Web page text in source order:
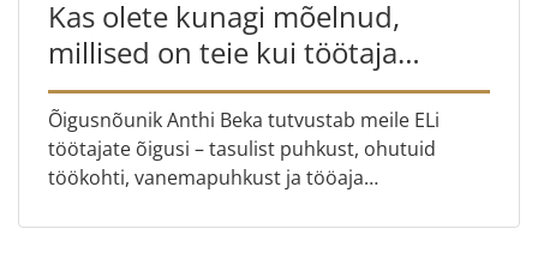
Kas olete kunagi mõelnud,
millised on teie kui töötaja
tegelikud õigused?
Õigusnõunik Anthi Beka tutvustab meile ELi
töötajate õigusi – tasulist puhkust, ohutuid
töökohti, vanemapuhkust ja tööaja
märgiliste lahendite kaudu